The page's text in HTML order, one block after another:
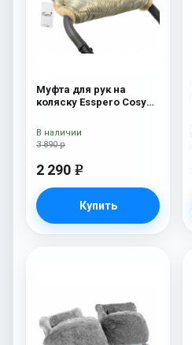
Муфта для рук на
коляску Esspero Cosy
3 890 р
2 290 e
Купить
В наличии